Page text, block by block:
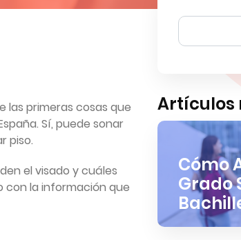
las primeras cosas que
Sí, puede sonar
piso.
el visado y cuáles
con la información que
Artículos
Cómo
Grado